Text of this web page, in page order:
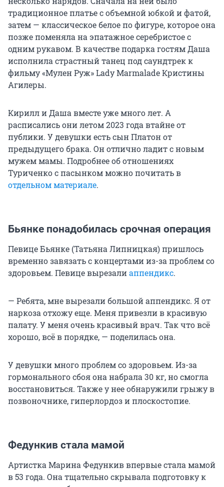
традиционное платье с объемной юбкой и фатой,
затем — классическое белое по фигуре, которое она
позже поменяла на эпатажное серебристое с
одним рукавом. В качестве подарка гостям Даша
исполнила страстный танец под саундтрек к
фильму «Мулен Руж» Lady Marmalade Кристины
Агилеры.
Кирилл и Даша вместе уже много лет. А
расписались они летом 2023 года втайне от
публики. У девушки есть сын Платон от
предыдущего брака. Он отлично ладит с новым
мужем мамы. Подробнее об отношениях
Туриченко с пасынком можно почитать в
отдельном материале.
Бьянке понадобилась срочная операция
Певице Бьянке (Татьяна Липницкая) пришлось
временно завязать с концертами из-за проблем со
здоровьем. Певице вырезалиаппендикс.
— Ребята, мне вырезали большой аппендикс. Я от
наркоза отхожу еще. Меня привезли в красивую
палату. У меня очень красивый врач. Так что всё
хорошо, всё в порядке, — поделилась она.
У девушки много проблем со здоровьем. Из-за
гормонального сбоя она набрала 30 кг, но смогла
восстановиться. Также у нее обнаружили грыжу в
позвоночнике, гиперлордоз и плоскостопие.
Федункив стала мамой
Артистка Марина Федункив впервые стала мамой
в 53 года. Она тщательно скрывала подготовку к